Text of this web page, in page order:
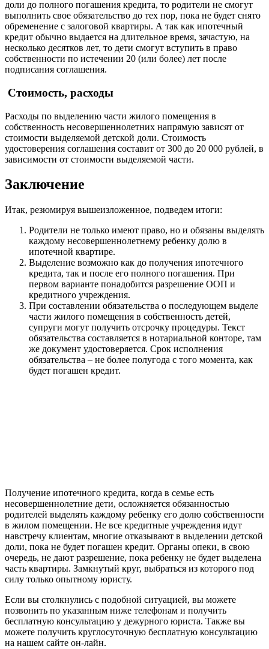
доли до полного погашения кредита, то родители не смогут
выполнить свое обязательство до тех пор, пока не будет снято
обременение с залоговой квартиры. А так как ипотечный
кредит обычно выдается на длительное время, зачастую, на
несколько десятков лет, то дети смогут вступить в право
собственности по истечении 20 (или более) лет после
подписания соглашения.
Стоимость, расходы
Расходы по выделению части жилого помещения в
собственность несовершеннолетних напрямую зависят от
стоимости выделяемой детской доли. Стоимость
удостоверения соглашения составит от 300 до 20 000 рублей, в
зависимости от стоимости выделяемой части.
Заключение
Итак, резюмируя вышеизложенное, подведем итоги:
Родители не только имеют право, но и обязаны выделять
каждому несовершеннолетнему ребенку долю в
ипотечной квартире.
Выделение возможно как до получения ипотечного
кредита, так и после его полного погашения. При
первом варианте понадобится разрешение ООП и
кредитного учреждения.
При составлении обязательства о последующем выделе
части жилого помещения в собственность детей,
супруги могут получить отсрочку процедуры. Текст
обязательства составляется в нотариальной конторе, там
же документ удостоверяется. Срок исполнения
обязательства – не более полугода с того момента, как
будет погашен кредит.
Получение ипотечного кредита, когда в семье есть
несовершеннолетние дети, осложняется обязанностью
родителей выделять каждому ребенку его долю собственности
в жилом помещении. Не все кредитные учреждения идут
навстречу клиентам, многие отказывают в выделении детской
доли, пока не будет погашен кредит. Органы опеки, в свою
очередь, не дают разрешение, пока ребенку не будет выделена
часть квартиры. Замкнутый круг, выбраться из которого под
силу только опытному юристу.
Если вы столкнулись с подобной ситуацией, вы можете
позвонить по указанным ниже телефонам и получить
бесплатную консультацию у дежурного юриста. Также вы
можете получить круглосуточную бесплатную консультацию
на нашем сайте он-лайн.